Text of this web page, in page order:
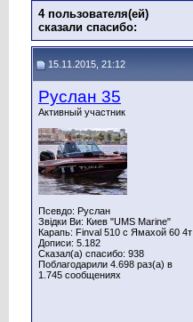
4 пользователя(ей)
сказали cпасибо:
15.11.2015, 21:12
Руслан 35
Активный участник
Псевдо: Руслан
Звідки Ви: Киев "UMS Marine"
Карапь: Finval 510 с Ямахой 60 4т
Дописи: 5.182
Сказал(а) спасибо: 938
Поблагодарили 4.698 раз(а) в
1.745 сообщениях